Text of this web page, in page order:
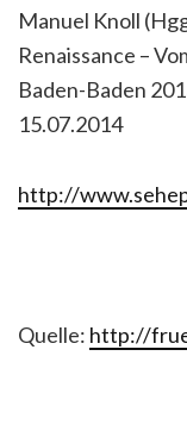
Manuel Knoll
Renaissance –
Baden-Baden
15.07.2014
http://
Quelle: http://